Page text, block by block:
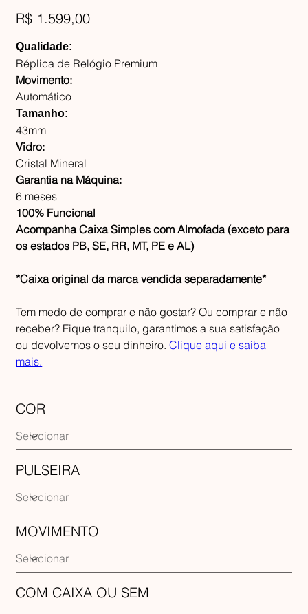
Preço
R$ 1.599,00
Qualidade:
Réplica de Relógio Premium
Movimento:
Automático
Tamanho:
43mm
Vidro:
Cristal Mineral
Garantia na Máquina:
6 meses
100% Funcional
Acompanha Caixa Simples com Almofada (exceto para
os estados PB, SE, RR, MT, PE e AL)
*Caixa original da marca vendida separadamente*
Tem medo de comprar e não gostar? Ou comprar e não
receber? Fique tranquilo, garantimos a sua satisfação
ou devolvemos o seu dinheiro.Clique aqui e saiba
mais.
COR
PULSEIRA
MOVIMENTO
COM CAIXA OU SEM